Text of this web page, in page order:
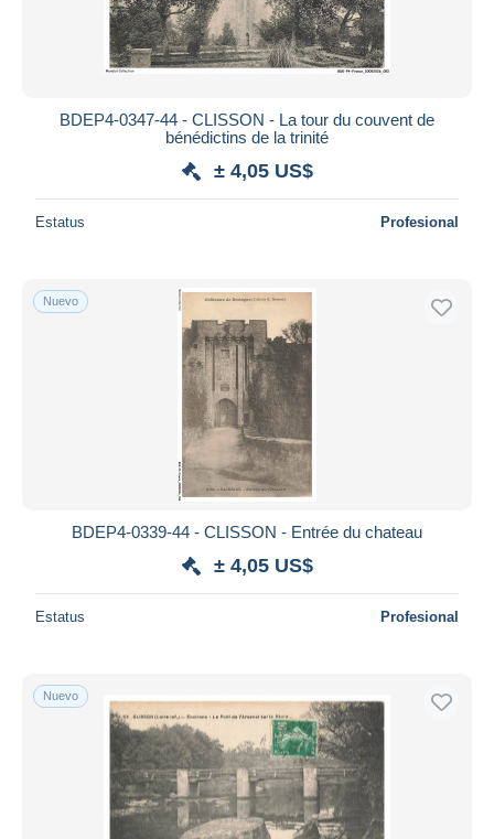
BDEP4-0347-44 - CLISSON - La tour du couvent de
bénédictins de la trinité
± 4,05 US$
Estatus Profesional
Nuevo
BDEP4-0339-44 - CLISSON - Entrée du chateau
± 4,05 US$
Estatus Profesional
Nuevo